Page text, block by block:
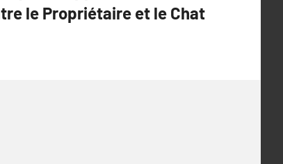
le Propriétaire et le Chat